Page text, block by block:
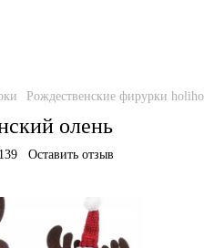
Рождественские фирурки holiho
олень
Оставить отзыв